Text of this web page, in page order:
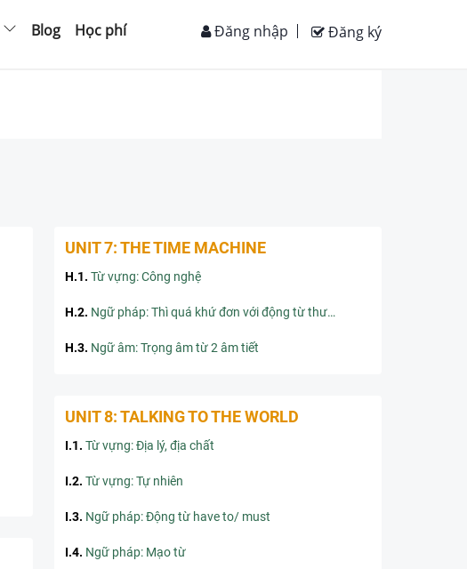
Blog Học phí Đăng ký
Đăng nhập
UNIT 7: THE TIME MACHINE
H.1. Từ vựng: Công nghệ
H.2. Ngữ pháp: Thì quá khứ đơn với động từ thường (tiếp)
H.3. Ngữ âm: Trọng âm từ 2 âm tiết
UNIT 8: TALKING TO THE WORLD
I.1. Từ vựng: Địa lý, địa chất
I.2. Từ vựng: Tự nhiên
I.3. Ngữ pháp: Động từ have to/ must
I.4. Ngữ pháp: Mạo từ